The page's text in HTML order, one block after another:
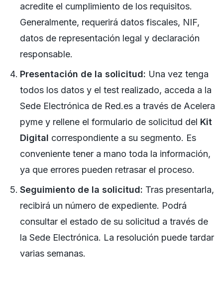
acredite el cumplimiento de los requisitos.
Generalmente, requerirá datos fiscales, NIF,
datos de representación legal y declaración
responsable.
Presentación de la solicitud: Una vez tenga
todos los datos y el test realizado, acceda a la
Sede Electrónica de Red.es a través de Acelera
pyme y rellene el formulario de solicitud del Kit
Digital correspondiente a su segmento. Es
conveniente tener a mano toda la información,
ya que errores pueden retrasar el proceso.
Seguimiento de la solicitud: Tras presentarla,
recibirá un número de expediente. Podrá
consultar el estado de su solicitud a través de
la Sede Electrónica. La resolución puede tardar
varias semanas.